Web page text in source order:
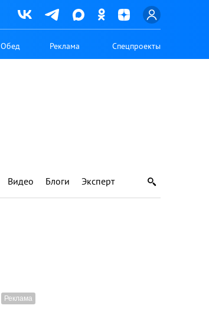
Обед Реклама Спецпроекты
Видео Блоги Эксперт